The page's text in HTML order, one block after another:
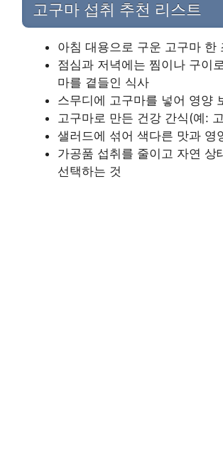
고구마 섭취 추천 리스트
아침 대용으로 구운 고구마 한
점심과 저녁에는 찜이나 구이
마를 곁들인 식사
스무디에 고구마를 넣어 영양
고구마로 만든 건강 간식(예:
샐러드에 섞어 색다른 맛과 영
가공품 섭취를 줄이고 자연 상
선택하는 것